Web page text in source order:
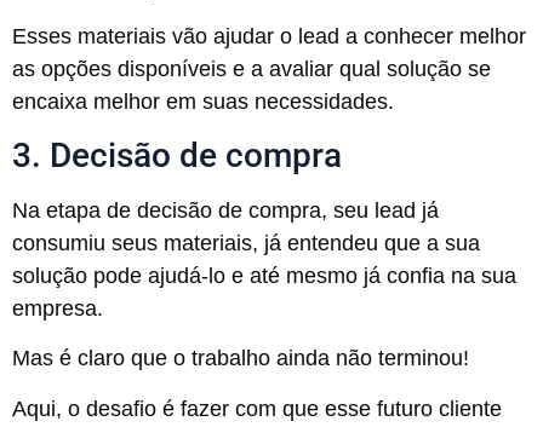
Esses materiais vão ajudar o lead a conhecer melhor
as opções disponíveis e a avaliar qual solução se
encaixa melhor em suas necessidades.
3. Decisão de compra
Na etapa de decisão de compra, seu lead já
consumiu seus materiais, já entendeu que a sua
solução pode ajudá-lo e até mesmo já confia na sua
empresa.
Mas é claro que o trabalho ainda não terminou!
Aqui, o desafio é fazer com que esse futuro cliente